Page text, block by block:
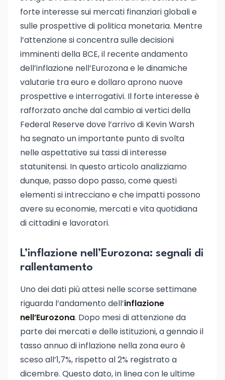
forte interesse sui mercati finanziari globali e
sulle prospettive di politica monetaria. Mentre
l’attenzione si concentra sulle decisioni
imminenti della BCE, il recente andamento
dell’inflazione nell’Eurozona e le dinamiche
valutarie tra euro e dollaro aprono nuove
prospettive e interrogativi. Il forte interesse è
rafforzato anche dal cambio ai vertici della
Federal Reserve dove l’arrivo di Kevin Warsh
ha segnato un importante punto di svolta
nelle aspettative sui tassi di interesse
statunitensi. In questo articolo analizziamo
dunque, passo dopo passo, come questi
elementi si intrecciano e che impatti possono
avere su economie, mercati e vita quotidiana
di cittadini e lavoratori.
L’inflazione nell’Eurozona: segnali di
rallentamento
Uno dei dati più attesi nelle scorse settimane
riguarda l’andamento dell’inflazione
nell’Eurozona. Dopo mesi di attenzione da
parte dei mercati e delle istituzioni, a gennaio il
tasso annuo di inflazione nella zona euro è
sceso all’1,7%, rispetto al 2% registrato a
dicembre. Questo dato, in linea con le ultime